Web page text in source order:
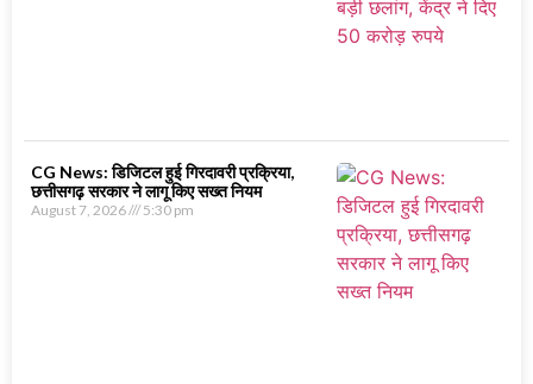
CG News: डिजिटल हुई गिरदावरी प्रक्रिया,
छत्तीसगढ़ सरकार ने लागू किए सख्त नियम
August 7, 2026 5:30 pm